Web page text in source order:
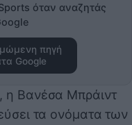
όταν αναζητάς
πηγή
Google
η Βανέσα Μπράιντ
τα ονόματα των